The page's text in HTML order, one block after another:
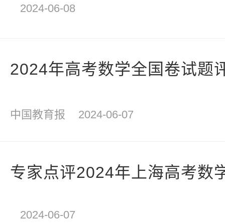
2024-06-08
2024年高考数学全国卷试题
中国教育报 2024-06-07
专家点评2024年上海高考数
2024-06-07